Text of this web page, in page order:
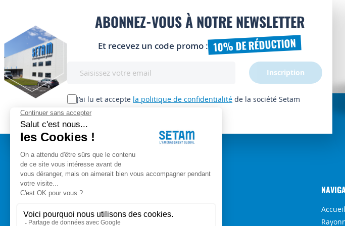
ABONNEZ-VOUS À NOTRE NEWSLETTER
Et recevez un code promo : 10% DE RÉDUCTION
lettre
d’information
:
J’ai lu et accepte la politique de confidentialité de la société Setam
Inscription
Setam Siège Social
153, rue de L'Arve
Qui sommes-nous ?
Accueil